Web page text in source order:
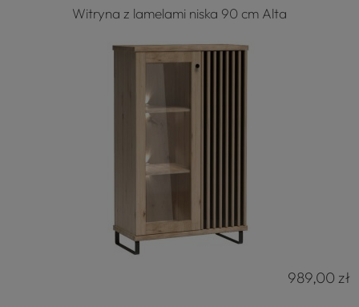
Witryna z lamelami niska 90 cm Alta
989,00 zł